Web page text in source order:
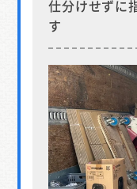
仕分けせずに
す